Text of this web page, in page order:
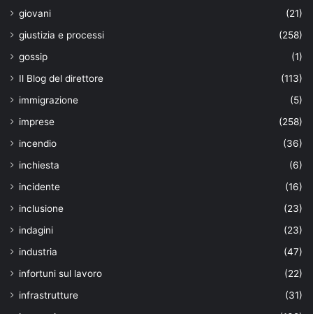
giovani
(21)
giustizia e processi
(258)
gossip
(1)
Il Blog del direttore
(113)
immigrazione
(5)
imprese
(258)
incendio
(36)
inchiesta
(6)
incidente
(16)
inclusione
(23)
indagini
(23)
industria
(47)
infortuni sul lavoro
(22)
infrastrutture
(31)